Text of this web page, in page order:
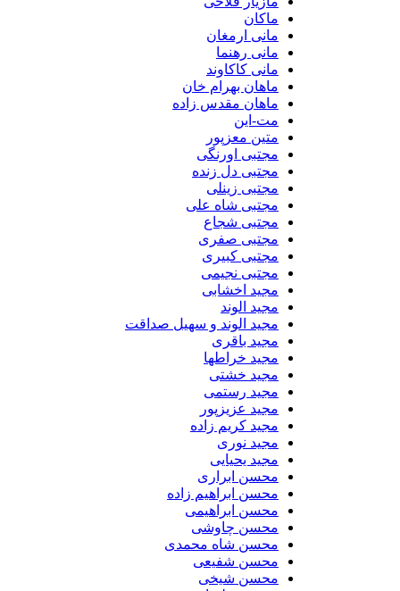
ماکان
مانی ارمغان
مانی رهنما
مانی کاکاوند
ماهان بهرام خان
ماهان مقدس زاده
مت-این
متین معزپور
مجتبی اورنگی
مجتبی دل زنده
مجتبی زینلی
مجتبی شاه علی
مجتبی شجاع
مجتبی صفری
مجتبی کبیری
مجتبی نجیمی
مجید اخشابی
مجید الوند‎
مجید الوند و سهیل صداقت
مجید باقری
مجید خراطها
مجید خشتی
مجید رستمی
مجید عزیزپور
مجید کریم زاده
مجید نوری
مجید یحیایی
محسن ابراری
محسن ابراهیم زاده
محسن ابراهیمی
محسن چاوشی
محسن شاه محمدی
محسن شفیعی
محسن شیخی